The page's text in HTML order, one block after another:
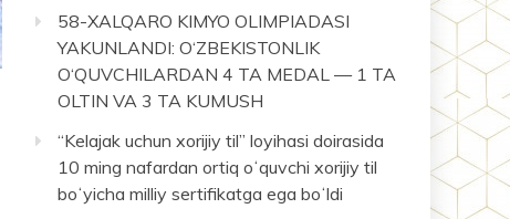
58-XALQARO KIMYO OLIMPIADASI
YAKUNLANDI: O‘ZBEKISTONLIK
O‘QUVCHILARDAN 4 TA MEDAL — 1 TA
OLTIN VA 3 TA KUMUSH
“Kelajak uchun xorijiy til” loyihasi doirasida
10 ming nafardan ortiq oʻquvchi xorijiy til
boʻyicha milliy sertifikatga ega boʻldi